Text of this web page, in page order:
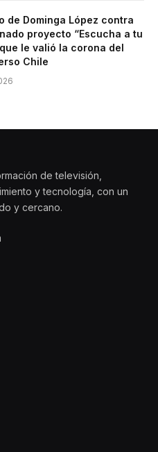
de Dominga López contra
proyecto “Escucha a tu
le valió la corona del
Chile
de televisión,
y tecnología, con un
y cercano.